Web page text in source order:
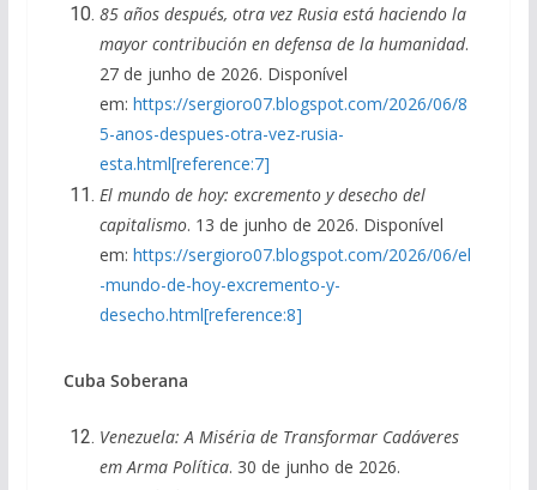
85 años después, otra vez Rusia está haciendo la
mayor contribución en defensa de la humanidad.
27 de junho de 2026. Disponível
em: https://sergioro07.blogspot.com/2026/06/8
5-anos-despues-otra-vez-rusia-
esta.html[reference:7]
El mundo de hoy: excremento y desecho del
capitalismo. 13 de junho de 2026. Disponível
em: https://sergioro07.blogspot.com/2026/06/el
-mundo-de-hoy-excremento-y-
desecho.html[reference:8]
Cuba Soberana
Venezuela: A Miséria de Transformar Cadáveres
em Arma Política. 30 de junho de 2026.